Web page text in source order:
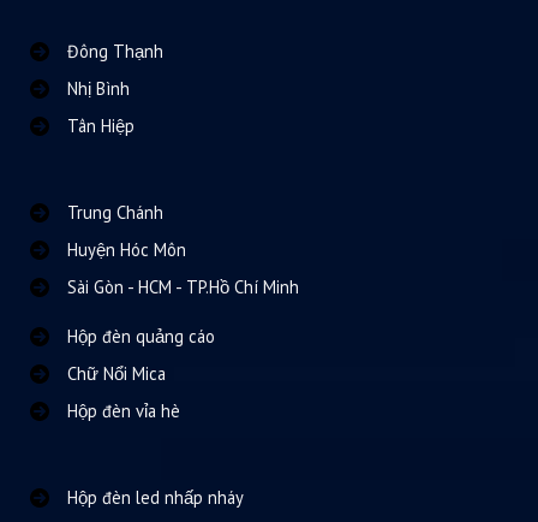
Đông Thạnh
Nhị Bình
Tân Hiệp
Trung Chánh
Huyện Hóc Môn
Sài Gòn - HCM - TP.Hồ Chí Minh
Hộp đèn quảng cáo
Chữ Nổi Mica
Hộp đèn vỉa hè
Hộp đèn led nhấp nháy